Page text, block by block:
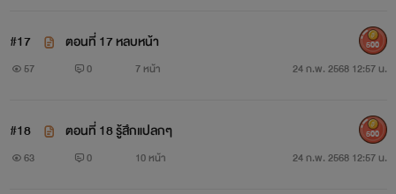
#17 ตอนที่ 17 หลบหน้า
57 0 7 หน้า 24 ก.พ. 2568 12:57 น.
500
#18 ตอนที่ 18 รู้สึกแปลกๆ
63 0 10 หน้า 24 ก.พ. 2568 12:57 น.
500